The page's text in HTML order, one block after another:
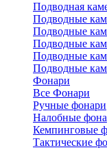
Подводная
Подводные
Подводные
Подводные
Подводные
Подводные
Фонари
Все Фонари
Ручные фонари
Налобные
Кемпинговые
Тактические